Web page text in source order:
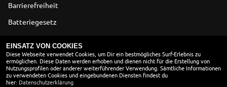
Barrierefreiheit
Batteriegesetz
ÖFFNUNGSZEITEN
Montag:
09:00 - 18:00
EINSATZ VON COOKIES
Diese Webseite verwendet Cookies, um Dir ein bestmögliches Surf-Erlebnis zu
ermöglichen. Diese Daten werden erhoben und dienen nicht für die Erstellung von
Nutzungsprofilen oder anderer weiterführender Verwendung. Sämtliche Informationen
zu verwendeten Cookies und eingebundenen Diensten findest du
hier: Datenschutzerklärung